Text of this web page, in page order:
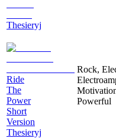
Thesieryj
Ride
The
Power
Short
Version
Thesieryj
Rock,
Powerful